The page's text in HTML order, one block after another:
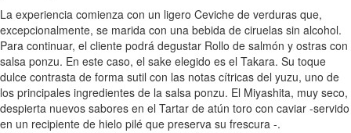
La experiencia comienza con un ligero Ceviche de verduras que,
excepcionalmente, se marida con una bebida de ciruelas sin alcohol.
Para continuar, el cliente podrá degustar Rollo de salmón y ostras con
salsa ponzu. En este caso, el sake elegido es el Takara. Su toque
dulce contrasta de forma sutil con las notas cítricas del yuzu, uno de
los principales ingredientes de la salsa ponzu. El Miyashita, muy seco,
despierta nuevos sabores en el Tartar de atún toro con caviar -servido
en un recipiente de hielo pilé que preserva su frescura -.